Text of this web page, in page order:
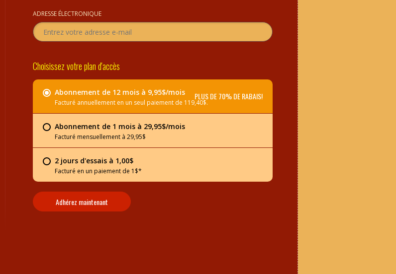
ADRESSE ÉLECTRONIQUE
Choisissez votre plan d'accès
Abonnement de 12 mois à 9,95$/mois
Facturé annuellement en un seul paiement de 119,40$.
PLUS DE 70% DE RABAIS!
Abonnement de 1 mois à 29,95$/mois
Facturé mensuellement à 29,95$
2 jours d'essais à 1,00$
Facturé en un paiement de 1$*
Adhérez maintenant